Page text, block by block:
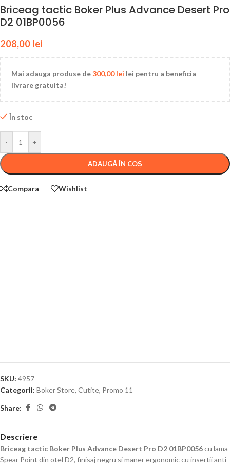
Briceag tactic Boker Plus Advance Desert Pro
D2 01BP0056
208,00 lei
Mai adauga produse de300,00lei lei pentru a beneficia
livrare gratuita!
În stoc
- +
ADAUGĂ ÎN COȘ
Compara Wishlist
SKU: 4957
Categorii: Boker Store, Cutite, Promo 11
Share:
Descriere
Briceag tactic Boker Plus Advance Desert Pro D2 01BP0056cu lama
Spear Point din otel D2, finisaj negru si maner ergonomic cu insertii anti-